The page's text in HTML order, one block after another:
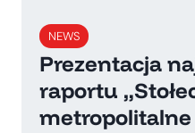
NEWS
Prezentacja
raportu